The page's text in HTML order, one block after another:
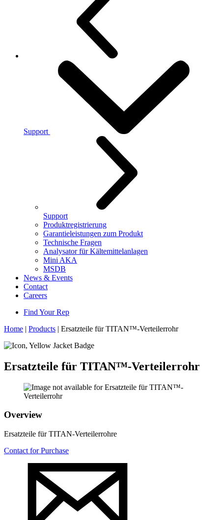
Support
Support
Produktregistrierung
Garantieleistungen zum Produkt
Technische Fragen
Analysator für Kältemittelanlagen
Mini AKA
MSDB
News & Events
Contact
Careers
Find Your Rep
Home | Products | Ersatzteile für TITAN™-Verteilerrohr
Ersatzteile für TITAN™-Verteilerrohr
Overview
Ersatzteile für TITAN-Verteilerrohre
Contact for Purchase